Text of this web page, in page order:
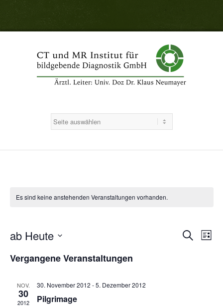
Es sind keine anstehenden Veranstaltungen vorhanden.
Suche
Liste
ab Heute
wählen.
Vergangene Veranstaltungen
NOV.
30
2012
30. November 2012 -5. Dezember 2012
Pilgrimage